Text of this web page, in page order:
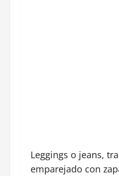
Leggings o jeans,
emparejado con